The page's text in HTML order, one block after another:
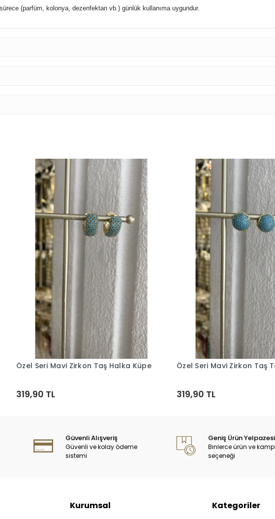
(parfüm, kolonya, dezenfektan vb.) günlük kullanıma uygundur.
Sepete Ekle
Özel Seri Mavi Zirkon Taş Halka Küpe
319,90 TL
Sepete
Özel Seri Mavi Zirkon Taş
319,90 TL
Güvenli Alışveriş
Güvenli ve kolay ödeme
sistemi
Geniş Ürün Yelpazesi
Binlerce ürün ve
seçeneği
Kurumsal Kategoriler